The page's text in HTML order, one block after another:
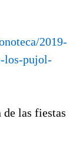
2019-
los-pujol-
las fiestas